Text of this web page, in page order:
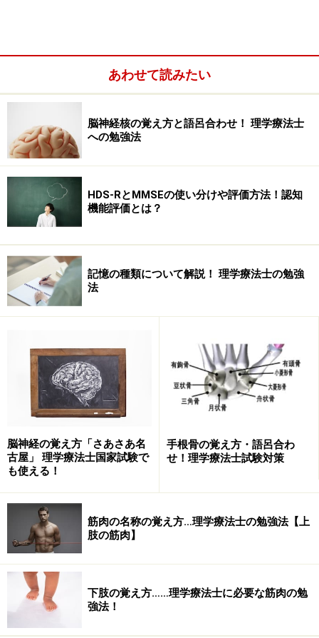
腸骨大腿靱帯上部：股関節伸展、内転、外旋を制
限 ※特に内転を制限
腸骨大腿靱帯下部：股関節伸展、外転、内転、外旋
を制限 ※特に伸展を制限
恥骨大腿靱帯：股関節伸展、外転、外旋 ※特に外
転を制限
坐骨大腿靱帯：股関節伸展、外転、内旋
どうでしょうか？漢字が多く、ごちゃごちゃしており、
覚えようとする時点で気後れするのではないでしょう
か？そこで、多くの方は解剖図を見ながらイメージで作
用を覚えたり、人体模型で動きを確認したりされると思
います。
無論、現場で働く将来の事を考えると正しい事なのです
のであれば、以下の方法だけで覚える事も可能です。
股関節の靭帯作用を図表にして整理する覚
え方
まずは、下記のような表を描きます。正確にお伝えする
為に、ここでは靱帯名などしっかりと表記しています
あわせて読みたい
脳神経核の覚え方と語呂合わせ！ 理学療法士
への勉強法
HDS-RとMMSEの使い分けや評価方法！認知
機能評価とは？
記憶の種類について解説！ 理学療法士の勉強
法
脳神経の覚え方「さあさあ名
古屋」 理学療法士国家試験で
も使える！
手根骨の覚え方・語呂合わ
せ！理学療法士試験対策
筋肉の名称の覚え方…理学療法士の勉強法【上
肢の筋肉】
下肢の覚え方……理学療法士に必要な筋肉の勉
強法！